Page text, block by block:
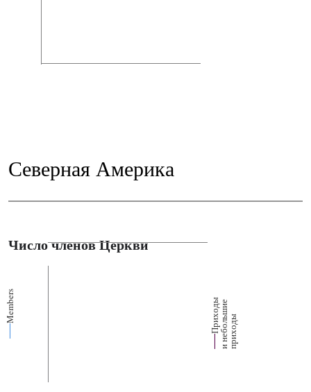
Северная Америка
Число членов Церкви
Members П
р
их
о
д
ы
и
н
е
б
о
ль
ш
ие
п
р
и
х
о
ды